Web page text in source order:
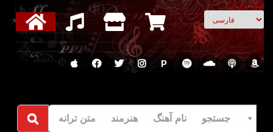
انتخاب زبان
P
جستجو نام آهنگ هنرمند متن ترانه